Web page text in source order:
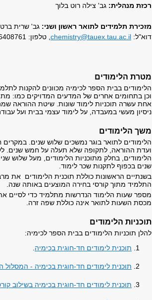
רכזת מנהלית: גב' צילה רוט בלוך
מזכירת תלמידים לתואר ראשון ושני: גב' שרית
דוא"ל: chemistry@tauex.tau.ac.il , טלפון: 03-6408761
מטרת הלימודים
הלימודים בבית הספר לכימיה מכוונים להקנות
וכן בתחומים אחרים של המדעים המדויקים כמו:
אחת עשרה תוכניות לימוד שונות. שיטת ההוראה
ניסיון מעשי במעבדה, על לימוד עצמי בבית ועל
משך הלימודים
הלימודים לתואר בוגר נמשכים שלוש שנים. במקרים
ועדת ההוראה, לתקופה שלא תעלה על חמש שנים.
שנים בכפוף לתקנות שכר לימוד.
בשנתיים הראשונות כוללת תוכנית הלימודים את
התלמיד מתוך קורסי בחירה המוצעים באותה שנה.
מספר שעות הלימוד הנדרשות מתלמיד כדי לסיים את
מכסת השעות לתואר אינה כוללת שפה זרה.
תוכניות הלימודים
להלן תוכניות הלימודים בבית הספר לכימיה:
תוכנית לימודים חד-חוגית בכימיה
תוכנית לימודים חד-חוגית בכימיה - המסלול
תוכנית לימודים חד-חוגית בכימיה בשילוב